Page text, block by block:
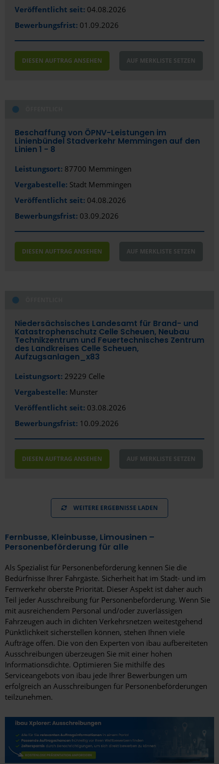
Konstanz
Laatzen
Landau
Lemgo
Leverkusen
Lörrach
Lübeck
Ludwigsfelde
Ludwigshafen am Rhein
Mainz
Mannheim
Mayen
Merzig
Mönchengladbach
München
Münster
Nauen
Neubrandenburg
Neuburg an der Donau
Neumarkt
Neumünster
Neunkirchen
Neunkirchen (Saar)
Neuss
Norderstedt
Nordhausen
Veröffentlicht seit: 04.08.2026
Bewerbungsfrist: 01.09.2026
DIESEN AUFTRAG ANSEHEN AUF MERKLISTE SETZEN
Beschaffung von ÖPNV-Leistungen im
Linienbündel Stadverkehr Memmingen auf den
Linien 1 - 8
Leistungsort: 87700 Memmingen
Vergabestelle: Stadt Memmingen
Veröffentlicht seit: 04.08.2026
Bewerbungsfrist: 03.09.2026
DIESEN AUFTRAG ANSEHEN AUF MERKLISTE SETZEN
Niedersächsisches Landesamt für Brand- und
Katastrophenschutz Celle Scheuen, Neubau
Technikzentrum und Feuertechnisches Zentrum
des Landkreises Celle Scheuen,
Aufzugsanlagen_x83
Leistungsort: 29229 Celle
Vergabestelle: Munster
Veröffentlicht seit: 03.08.2026
Bewerbungsfrist: 10.09.2026
DIESEN AUFTRAG ANSEHEN AUF MERKLISTE SETZEN
WEITERE ERGEBNISSE LADEN
Fernbusse, Kleinbusse, Limousinen –
Personenbeförderung für alle
Als Spezialist für Personenbeförderung kennen Sie die
Bedürfnisse Ihrer Fahrgäste. Sicherheit hat im Stadt- und im
Fernverkehr oberste Priorität. Dieser Aspekt ist daher auch
Teil jeder Ausschreibung für Personenbeförderung. Wenn Sie
mit ausreichendem Personal und/oder zuverlässigen
Fahrzeugen auch in dichten Verkehrsnetzen weitestgehend
Pünktlichkeit sicherstellen können, stehen Ihnen viele
Aufträge offen. Die von den Experten von ibau aufbereiteten
Ausschreibungen überzeugen Sie mit einer hohen
Informationsdichte. Optimieren Sie mithilfe des
Serviceangebots von ibau jede Ihrer Bewerbungen um
erfolgreich an Ausschreibungen für Personenbeförderungen
teilzunehmen.